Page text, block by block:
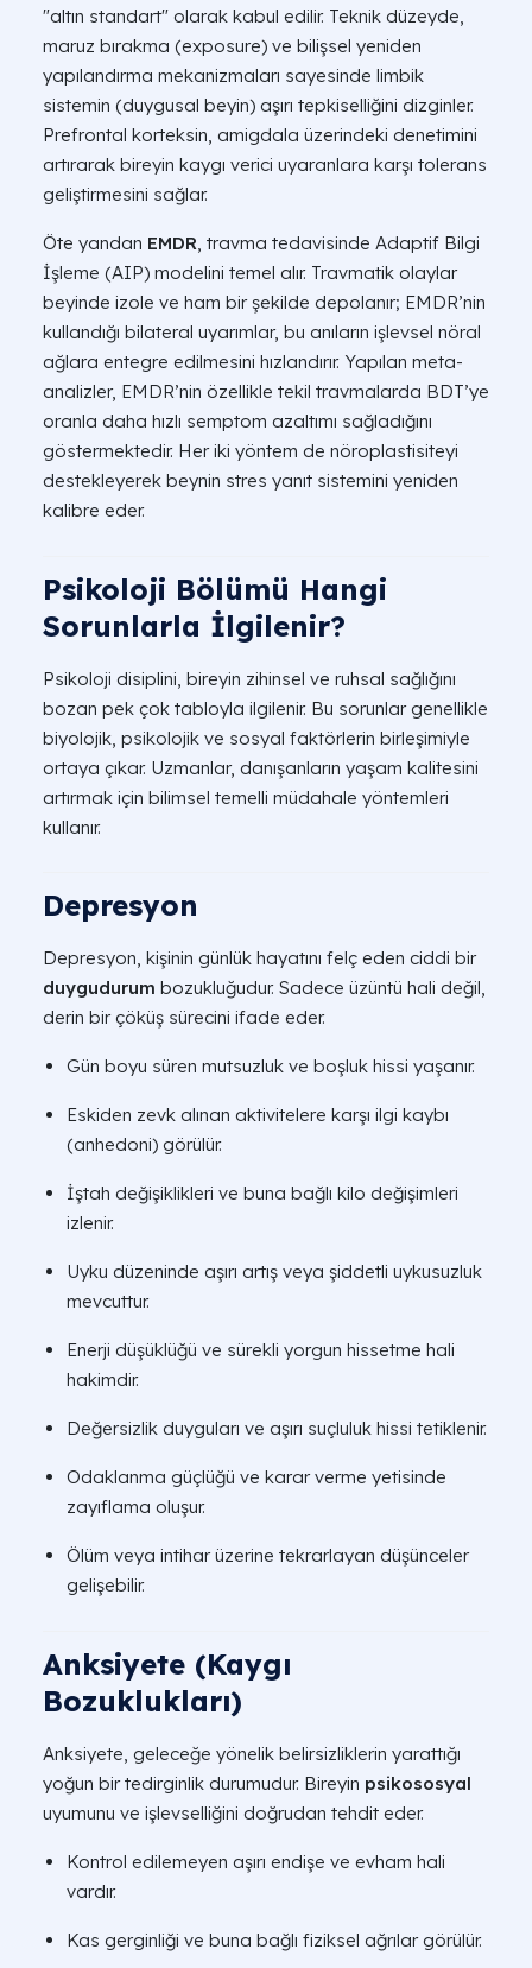
"altın standart" olarak kabul edilir. Teknik düzeyde,
maruz bırakma (exposure) ve bilişsel yeniden
yapılandırma mekanizmaları sayesinde limbik
sistemin (duygusal beyin) aşırı tepkiselliğini dizginler.
Prefrontal korteksin, amigdala üzerindeki denetimini
artırarak bireyin kaygı verici uyaranlara karşı tolerans
geliştirmesini sağlar.
Öte yandan EMDR, travma tedavisinde Adaptif Bilgi
İşleme (AIP) modelini temel alır. Travmatik olaylar
beyinde izole ve ham bir şekilde depolanır; EMDR’nin
kullandığı bilateral uyarımlar, bu anıların işlevsel nöral
ağlara entegre edilmesini hızlandırır. Yapılan meta-
analizler, EMDR’nin özellikle tekil travmalarda BDT’ye
oranla daha hızlı semptom azaltımı sağladığını
göstermektedir. Her iki yöntem de nöroplastisiteyi
destekleyerek beynin stres yanıt sistemini yeniden
kalibre eder.
Psikoloji Bölümü Hangi
Sorunlarla İlgilenir?
Psikoloji disiplini, bireyin zihinsel ve ruhsal sağlığını
bozan pek çok tabloyla ilgilenir. Bu sorunlar genellikle
biyolojik, psikolojik ve sosyal faktörlerin birleşimiyle
ortaya çıkar. Uzmanlar, danışanların yaşam kalitesini
artırmak için bilimsel temelli müdahale yöntemleri
kullanır.
Depresyon
Depresyon, kişinin günlük hayatını felç eden ciddi bir
duygudurum bozukluğudur. Sadece üzüntü hali değil,
derin bir çöküş sürecini ifade eder.
Gün boyu süren mutsuzluk ve boşluk hissi yaşanır.
Eskiden zevk alınan aktivitelere karşı ilgi kaybı
(anhedoni) görülür.
İştah değişiklikleri ve buna bağlı kilo değişimleri
izlenir.
Uyku düzeninde aşırı artış veya şiddetli uykusuzluk
mevcuttur.
Enerji düşüklüğü ve sürekli yorgun hissetme hali
hakimdir.
Değersizlik duyguları ve aşırı suçluluk hissi tetiklenir.
Odaklanma güçlüğü ve karar verme yetisinde
zayıflama oluşur.
Ölüm veya intihar üzerine tekrarlayan düşünceler
gelişebilir.
Anksiyete (Kaygı
Bozuklukları)
Anksiyete, geleceğe yönelik belirsizliklerin yarattığı
yoğun bir tedirginlik durumudur. Bireyin psikososyal
uyumunu ve işlevselliğini doğrudan tehdit eder.
Kontrol edilemeyen aşırı endişe ve evham hali
vardır.
Kas gerginliği ve buna bağlı fiziksel ağrılar görülür.